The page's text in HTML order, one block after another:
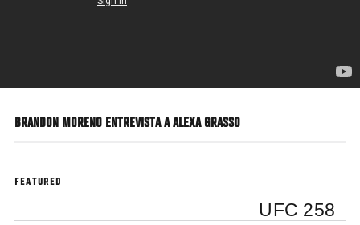
BRANDON MORENO ENTREVISTA A ALEXA GRASSO
FEATURED
UFC 258